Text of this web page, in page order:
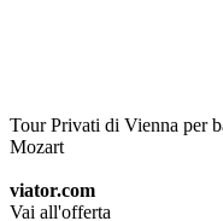
Tour Privati ​​di Vienna per
Mozart
viator.com
Vai all'offerta